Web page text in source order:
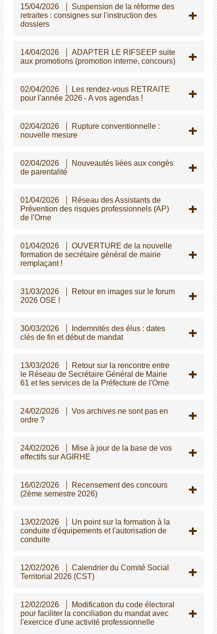
15/04/2026
Suspension de la réforme des
retraites : consignes sur l'instruction des
dossiers
14/04/2026
ADAPTER LE RIFSEEP suite
aux promotions (promotion interne, concours)
02/04/2026
Les rendez-vous RETRAITE
pour l'année 2026 - A vos agendas !
02/04/2026
Rupture conventionnelle :
nouvelle mesure
02/04/2026
Nouveautés liées aux congés
de parentalité
01/04/2026
Réseau des Assistants de
Prévention des risques professionnels (AP)
de l'Orne
01/04/2026
OUVERTURE de la nouvelle
formation de secrétaire général de mairie
remplaçant !
31/03/2026
Retour en images sur le forum
2026 OSE !
30/03/2026
Indemnités des élus : dates
clés de fin et début de mandat
13/03/2026
Retour sur la rencontre entre
le Réseau de Secrétaire Général de Mairie
61 et les services de la Préfecture de l'Orne
24/02/2026
Vos archives ne sont pas en
ordre ?
24/02/2026
Mise à jour de la base de vos
effectifs sur AGIRHE
16/02/2026
Recensement des concours
(2ème semestre 2026)
13/02/2026
Un point sur la formation à la
conduite d'équipements et l'autorisation de
conduite
12/02/2026
Calendrier du Comité Social
Territorial 2026 (CST)
12/02/2026
Modification du code électoral
pour faciliter la conciliation du mandat avec
l'exercice d'une activité professionnelle